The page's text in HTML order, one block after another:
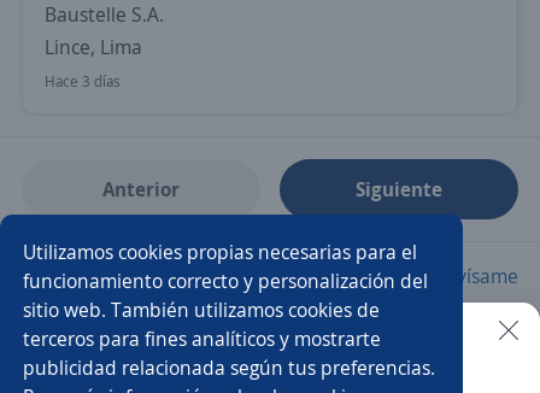
Baustelle S.A.
Lince, Lima
Hace 3 días
Anterior Siguiente
Nuevas ofertas de empleo Avísame
Empleos similares
Buscar es más fácil en la app
Utilizamos cookies propias necesarias para el
funcionamiento correcto y personalización del
sitio web. También utilizamos cookies de
terceros para fines analíticos y mostrarte
publicidad relacionada según tus preferencias.